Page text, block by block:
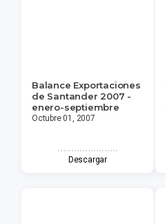
Balance Exportaciones
de Santander 2007 -
enero-septiembre
Octubre 01, 2007
Descargar